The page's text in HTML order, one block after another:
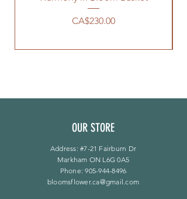
價格
CA$230.00
OUR STORE
Address: #7-21 Fairburn Dr
Markham ON L6G 0A5
Phone:905-944-8496
bloomsflower.ca@gmail.com